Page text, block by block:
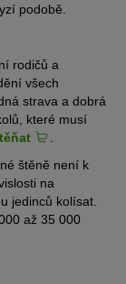
podobě.
rodičů a
všech
strava a dobrá
které musí
štěně není k
na
jedinců kolísat.
až 35 000